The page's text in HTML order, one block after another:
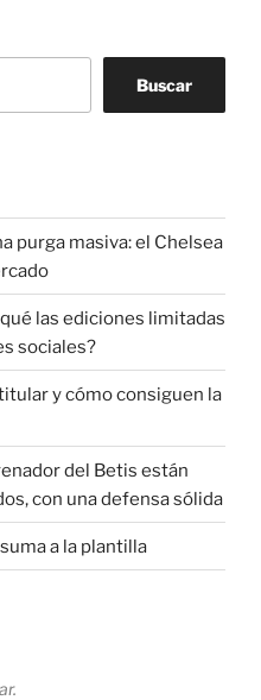
Buscar
purga masiva: el Chelsea
las ediciones limitadas
sociales?
y cómo consiguen la
del Betis están
con una defensa sólida
a la plantilla